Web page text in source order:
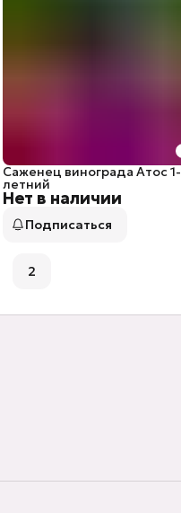
Нет в наличии
Саженец винограда Атос 1-
летний
Подписаться
2